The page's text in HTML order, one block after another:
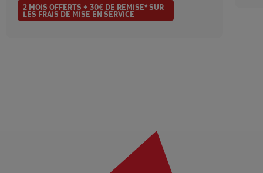
2 MOIS OFFERTS + 30€ DE REMISE* SUR
LES FRAIS DE MISE EN SERVICE